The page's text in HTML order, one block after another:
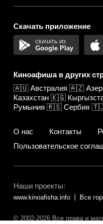
Скачать приложение
Google Play
Киноафиша в других
🇦🇺 Австралия 🇦🇿
Казахстан 🇰🇬
Румыния 🇷🇸 Сербия
О нас Контакты
Пользовательское
Наши проекты:
www.kinoafisha.info Все
© 2002-2026 Все права и